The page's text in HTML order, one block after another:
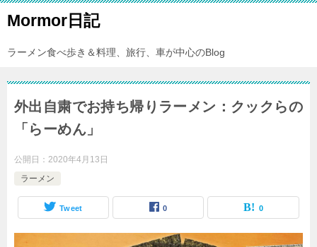
Mormor日記
ラーメン食べ歩き＆料理、旅行、車が中心のBlog
外出自粛でお持ち帰りラーメン：クックらの
「らーめん」
公開日： 2020年4月13日
ラーメン
Tweet 0 0